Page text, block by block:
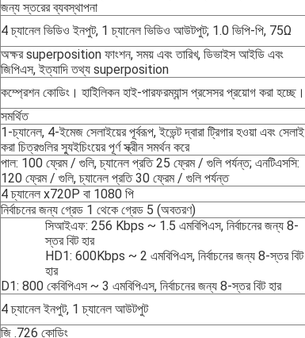
জন্য স্তরের ব্যবস্থাপনা
4 চ্যানেল ভিডিও ইনপুট, 1 চ্যানেল ভিডিও আউটপুট; 1.0 ভিপি-পি, 75Ω
অক্ষর superposition ফাংশন, সময় এবং তারিখ, ডিভাইস আইডি এবং
জিপিএস, ইত্যাদি তথ্য superposition
কম্প্রেশন কোডিং। হাইিলিকন হাই-পারফরম্যান্স প্রসেসর প্রয়োগ করা হচ্ছে।
সমর্থিত
1-চ্যানেল, 4-ইমেজ সেলাইয়ের পূর্বরূপ, ইভেন্ট দ্বারা ট্রিগার হওয়া এবং সেলাই
করা চিত্রগুলির স্যুইচিংয়ের পূর্ণ স্ক্রীন সমর্থন করে
পাল: 100 ফ্রেম / গুলি, চ্যানেল প্রতি 25 ফ্রেম / গুলি পর্যন্ত; এনটিএসসি:
120 ফ্রেম / গুলি, চ্যানেল প্রতি 30 ফ্রেম / গুলি পর্যন্ত
4 চ্যানেল x720P বা 1080 পি
নির্বাচনের জন্য গ্রেড 1 থেকে গ্রেড 5 (অবতরণ)
সিআইএফ: 256 Kbps ~ 1.5 এমবিপিএস, নির্বাচনের জন্য 8-
স্তর বিট হার
HD1: 600Kbps ~ 2 এমবিপিএস, নির্বাচনের জন্য 8-স্তর বিট
হার
D1: 800 কেবিপিএস ~ 3 এমবিপিএস, নির্বাচনের জন্য 8-স্তর বিট হার
4 চ্যানেল ইনপুট, 1 চ্যানেল আউটপুট
জি .726 কোডিং